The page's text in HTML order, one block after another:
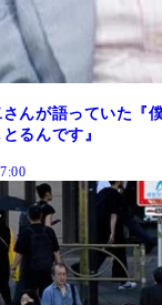
んが語っていた『
るんです』